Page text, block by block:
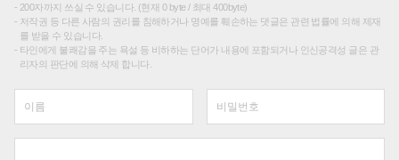
200자까지 쓰실 수 있습니다. (현재 0 byte / 최대 400byte)
저작권 등 다른 사람의 권리를 침해하거나 명예를 훼손하는 댓글은 관련 법률에 의해 제재
를 받을 수 있습니다.
타인에게 불쾌감을 주는 욕설 등 비하하는 단어가 내용에 포함되거나 인신공격성 글은 관
리자의 판단에 의해 삭제 합니다.